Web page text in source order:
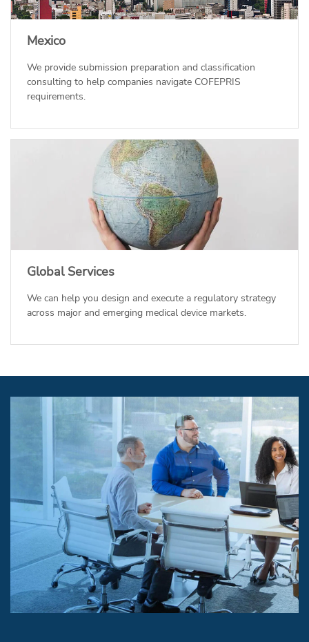
Mexico
We provide submission preparation and classification
consulting to help companies navigate COFEPRIS
requirements.
Global Services
We can help you design and execute a regulatory strategy
across major and emerging medical device markets.